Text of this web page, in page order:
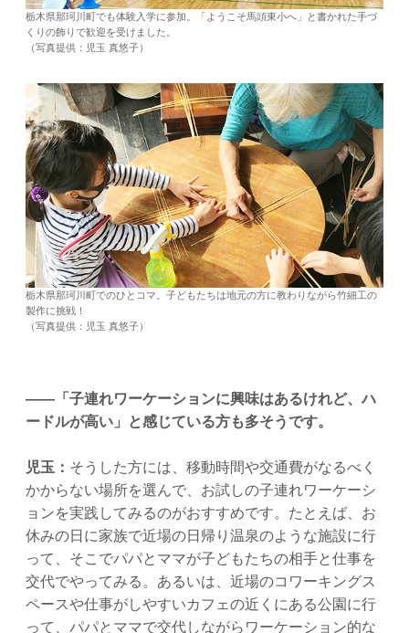
栃木県那珂川町でも体験入学に参加。「ようこそ馬頭東小へ」と書かれた手づ
くりの飾りで歓迎を受けました。
（写真提供：児玉 真悠子）
栃木県那珂川町でのひとコマ。子どもたちは地元の方に教わりながら竹細工の
製作に挑戦！
（写真提供：児玉 真悠子）
——「子連れワーケーションに興味はあるけれど、ハ
ードルが高い」と感じている方も多そうです。
児玉： そうした方には、移動時間や交通費がなるべく
かからない場所を選んで、お試しの子連れワーケーシ
ョンを実践してみるのがおすすめです。たとえば、お
休みの日に家族で近場の日帰り温泉のような施設に行
って、そこでパパとママが子どもたちの相手と仕事を
交代でやってみる。あるいは、近場のコワーキングス
ペースや仕事がしやすいカフェの近くにある公園に行
って、パパとママで交代しながらワーケーション的な